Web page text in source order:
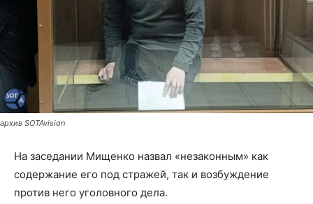
архив SOTAvision
На заседании Мищенко назвал «незаконным» как
содержание его под стражей, так и возбуждение
против него уголовного дела.